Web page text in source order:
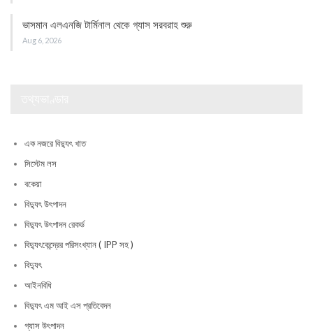
ভাসমান এলএনজি টার্মিনাল থেকে গ্যাস সরবরাহ শুরু
Aug 6, 2026
এক নজরে বিদ্যুৎ খাত
সিস্টেম লস
বকেয়া
বিদ্যুৎ উৎপাদন
বিদ্যুৎ উৎপাদন রেকর্ড
বিদ্যুৎকেন্দ্রের পরিসংখ্যান ( IPP সহ )
বিদ্যুৎ
আইনবিধি
বিদ্যুৎ এম আই এস প্রতিবেদন
গ্যাস উৎপাদন